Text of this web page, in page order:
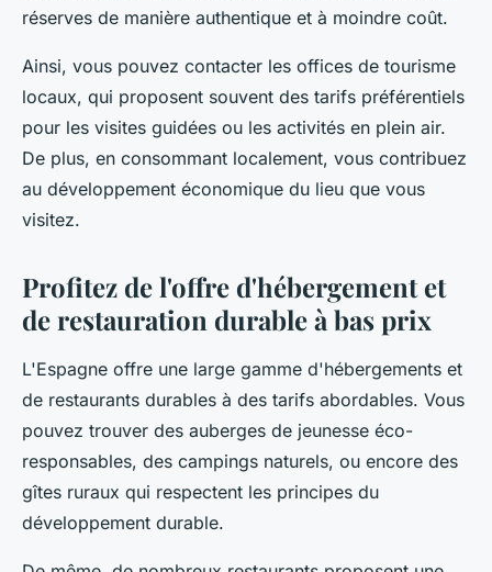
réserves de manière authentique et à moindre coût.
Ainsi, vous pouvez contacter les offices de tourisme
locaux, qui proposent souvent des tarifs préférentiels
pour les visites guidées ou les activités en plein air.
De plus, en consommant localement, vous contribuez
au développement économique du lieu que vous
visitez.
Profitez de l'offre d'hébergement et
de restauration durable à bas prix
L'Espagne offre une large gamme d'hébergements et
de restaurants durables à des tarifs abordables. Vous
pouvez trouver des auberges de jeunesse éco-
responsables, des campings naturels, ou encore des
gîtes ruraux qui respectent les principes du
développement durable.